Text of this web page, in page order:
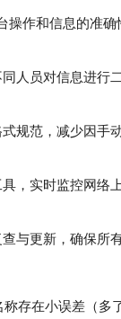
作和信息的准确
员对信息进行二
范，减少因手动
实时监控网络上
更新，确保所有
在小误差（多